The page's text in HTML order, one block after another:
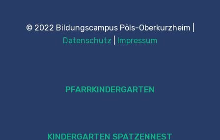
© 2022 Bildungscampus Pöls-Oberkurzheim |
Datenschutz
Impressum
PFARRKINDERGARTEN
KINDERGARTEN SPATZENNEST